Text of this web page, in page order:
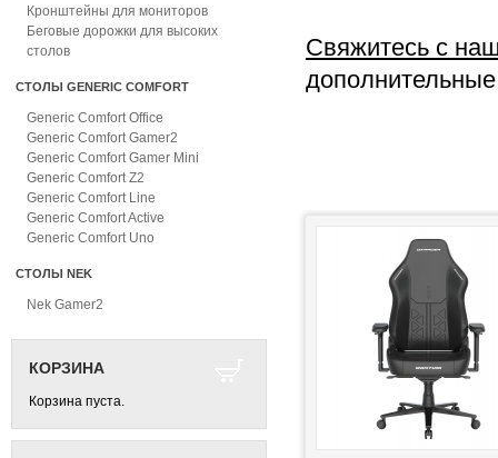
Кронштейны для мониторов
Беговые дорожки для высоких
столов
СТОЛЫ GENERIC COMFORT
Generic Comfort Office
Generic Comfort Gamer2
Generic Comfort Gamer Mini
Generic Comfort Z2
Generic Comfort Line
Generic Comfort Active
Generic Comfort Uno
СТОЛЫ NEK
Nek Gamer2
КОРЗИНА
Корзина пуста.
Cвяжитесь с